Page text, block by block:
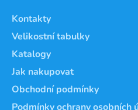
Kontakty
Velikostní tabulky
Katalogy
Jak nakupovat
Obchodní podmínky
Podmínky ochrany osobních